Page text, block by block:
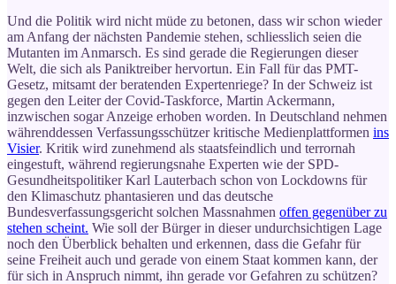
Und die Politik wird nicht müde zu betonen, dass wir schon wieder
am Anfang der nächsten Pandemie stehen, schliesslich seien die
Mutanten im Anmarsch. Es sind gerade die Regierungen dieser
Welt, die sich als Paniktreiber hervortun. Ein Fall für das PMT-
Gesetz, mitsamt der beratenden Expertenriege? In der Schweiz ist
gegen den Leiter der Covid-Taskforce, Martin Ackermann,
inzwischen sogar Anzeige erhoben worden. In Deutschland nehmen
währenddessen Verfassungsschützer kritische Medienplattformen ins
Visier. Kritik wird zunehmend als staatsfeindlich und terrornah
eingestuft, während regierungsnahe Experten wie der SPD-
Gesundheitspolitiker Karl Lauterbach schon von Lockdowns für
den Klimaschutz phantasieren und das deutsche
Bundesverfassungsgericht solchen Massnahmen offen gegenüber zu
stehen scheint. Wie soll der Bürger in dieser undurchsichtigen Lage
noch den Überblick behalten und erkennen, dass die Gefahr für
seine Freiheit auch und gerade von einem Staat kommen kann, der
für sich in Anspruch nimmt, ihn gerade vor Gefahren zu schützen?